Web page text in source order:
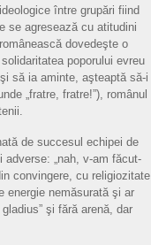
între grupări fiind
se agresează cu atitudini
dovedeşte o
poporului evreu
să ia aminte, aşteaptă să-i
„fratre, fratre!”), românul
de succesul echipei de
„nah, v-am făcut-
convingere, cu religiozitate
energie nemăsurată şi ar
şi fără arenă, dar